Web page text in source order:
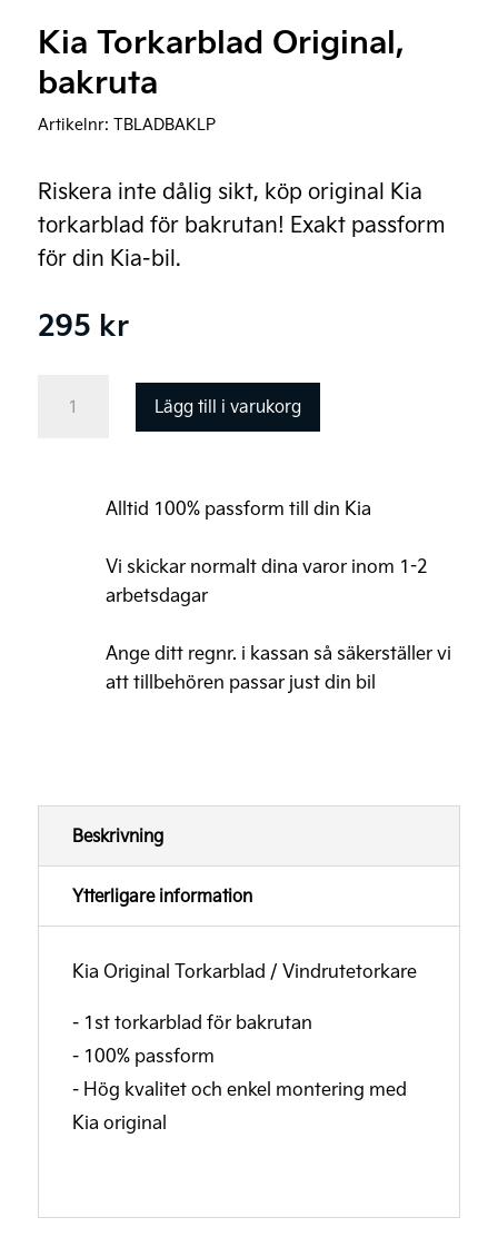
Kia Torkarblad Original,
bakruta
Artikelnr: TBLADBAKLP
Riskera inte dålig sikt, köp original Kia
torkarblad för bakrutan! Exakt passform
för din Kia-bil.
295 kr
Lägg till i varukorg
Alltid 100% passform till din Kia
Vi skickar normalt dina varor inom 1-2
arbetsdagar
Ange ditt regnr. i kassan så säkerställer vi
att tillbehören passar just din bil
Beskrivning
Ytterligare information
Kia Original Torkarblad / Vindrutetorkare
- 1st torkarblad för bakrutan
- 100% passform
- Hög kvalitet och enkel montering med
Kia original